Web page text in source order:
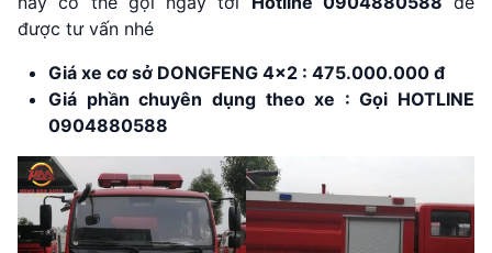
được tư vấn nhé
Giá xe cơ sở DONGFENG 4×2 : 475.000.000 đ
Giá phần chuyên dụng theo xe : Gọi HOTLINE
0904880588